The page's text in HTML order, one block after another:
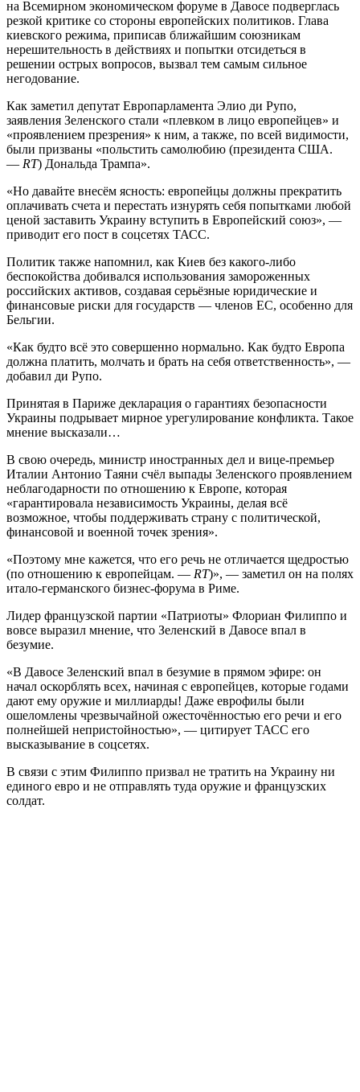
на Всемирном экономическом форуме в Давосе подверглась
резкой критике со стороны европейских политиков. Глава
киевского режима, приписав ближайшим союзникам
нерешительность в действиях и попытки отсидеться в
решении острых вопросов, вызвал тем самым сильное
негодование.
Как заметил депутат Европарламента Элио ди Рупо,
заявления Зеленского стали «плевком в лицо европейцев» и
«проявлением презрения» к ним, а также, по всей видимости,
были призваны «польстить самолюбию (президента США.
— RT) Дональда Трампа».
«Но давайте внесём ясность: европейцы должны прекратить
оплачивать счета и перестать изнурять себя попытками любой
ценой заставить Украину вступить в Европейский союз», —
приводит его пост в соцсетях ТАСС.
Политик также напомнил, как Киев без какого-либо
беспокойства добивался использования замороженных
российских активов, создавая серьёзные юридические и
финансовые риски для государств — членов ЕС, особенно для
Бельгии.
«Как будто всё это совершенно нормально. Как будто Европа
должна платить, молчать и брать на себя ответственность», —
добавил ди Рупо.
Принятая в Париже декларация о гарантиях безопасности
Украины подрывает мирное урегулирование конфликта. Такое
мнение высказали…
В свою очередь, министр иностранных дел и вице-премьер
Италии Антонио Таяни счёл выпады Зеленского проявлением
неблагодарности по отношению к Европе, которая
«гарантировала независимость Украины, делая всё
возможное, чтобы поддерживать страну с политической,
финансовой и военной точек зрения».
«Поэтому мне кажется, что его речь не отличается щедростью
(по отношению к европейцам. — RT)», — заметил он на полях
итало-германского бизнес-форума в Риме.
Лидер французской партии «Патриоты» Флориан Филиппо и
вовсе выразил мнение, что Зеленский в Давосе впал в
безумие.
«В Давосе Зеленский впал в безумие в прямом эфире: он
начал оскорблять всех, начиная с европейцев, которые годами
дают ему оружие и миллиарды! Даже еврофилы были
ошеломлены чрезвычайной ожесточённостью его речи и его
полнейшей непристойностью», — цитирует ТАСС его
высказывание в соцсетях.
В связи с этим Филиппо призвал не тратить на Украину ни
единого евро и не отправлять туда оружие и французских
солдат.